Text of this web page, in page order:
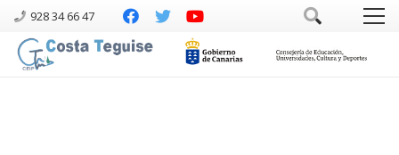
928 34 66 47